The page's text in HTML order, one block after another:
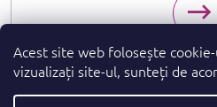
Acest site web folosește
vizualizați site-ul, sunteți de